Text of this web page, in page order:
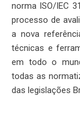
norma ISO/IEC
processo de
a nova
técnicas e
em todo o
todas as
das legislações